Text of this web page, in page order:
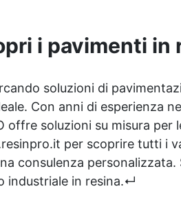
contatto con la pelle, Bpa Free
e senza Solventi (Voc Free)
e con filtri UV anti-ingiallimento
per una finitura durevole e
brillante.
i pavimenti in
soluzioni di
Con anni di esperienza
offre soluzioni su misura
per scoprire tutti i
consulenza personalizzata.
industriale in resina.↵